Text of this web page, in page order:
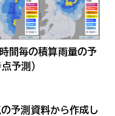
間毎の積算雨量の予
予測)
予測資料から作成し